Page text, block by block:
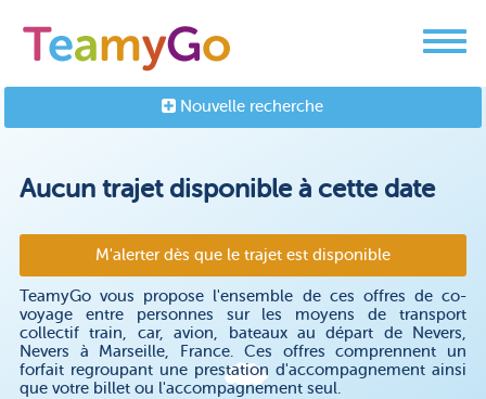
Nouvelle recherche
Aucun trajet disponible à cette date
M'alerter dès que le trajet est disponible
TeamyGo vous propose l'ensemble de ces offres de co-
voyage entre personnes sur les moyens de transport
collectif train, car, avion, bateaux au départ de Nevers,
Nevers à Marseille, France. Ces offres comprennent un
forfait regroupant une prestation d'accompagnement ainsi
que votre billet ou l'accompagnement seul.